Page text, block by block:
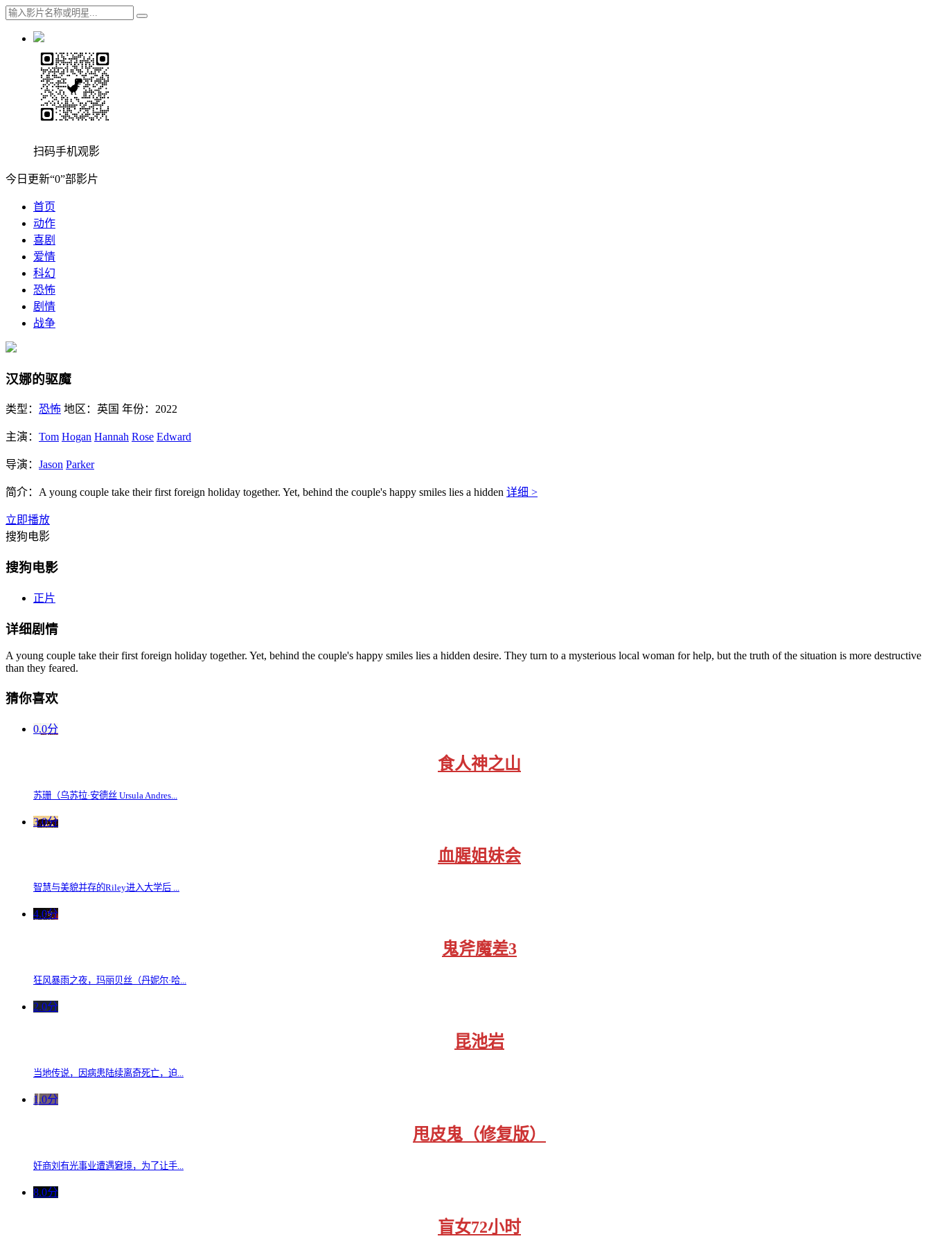
扫码手机观影
今日更新“0”部影片
首页
动作
喜剧
爱情
科幻
恐怖
剧情
战争
汉娜的驱魔
类型： 恐怖 地区： 英国 年份： 2022
主演： Tom Hogan Hannah Rose Edward
导演： Jason Parker
简介： A young couple take their first foreign holiday together. Yet, behind the couple's happy smiles lies a hidden 详细 >
立即播放
搜狗电影
搜狗电影
正片
详细剧情
A young couple take their first foreign holiday together. Yet, behind the couple's happy smiles lies a hidden desire. They turn to a mysterious local woman for help, but the truth of the situation is more destructive
than they feared.
猜你喜欢
0.0分
食人神之山
苏珊（乌苏拉·安德丝 Ursula Andres...
3.0分
血腥姐妹会
智慧与美貌并存的Riley进入大学后 ...
4.0分
鬼斧魔差3
狂风暴雨之夜，玛丽贝丝（丹妮尔·哈...
2.0分
昆池岩
当地传说，因病患陆续离奇死亡，迫...
1.0分
甩皮鬼（修复版）
奸商刘有光事业遭遇窘境，为了让手...
8.0分
盲女72小时